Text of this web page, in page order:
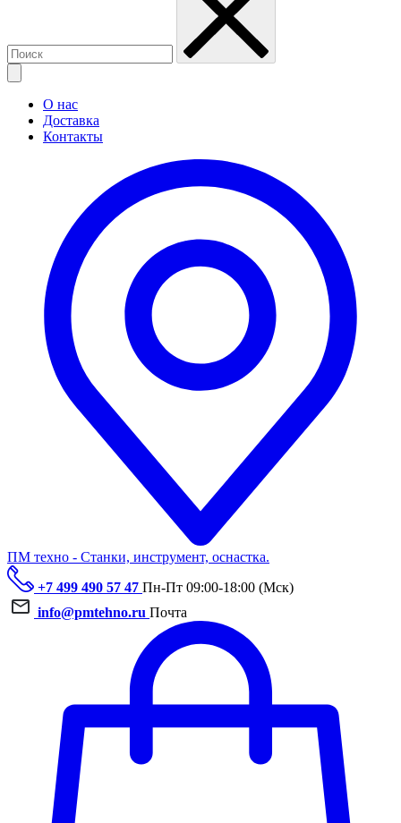
О нас
Доставка
Контакты
ПМ техно - Станки, инструмент, оснастка.
+7 499 490 57 47 Пн-Пт 09:00-18:00 (Мск)
info@pmtehno.ru Почта